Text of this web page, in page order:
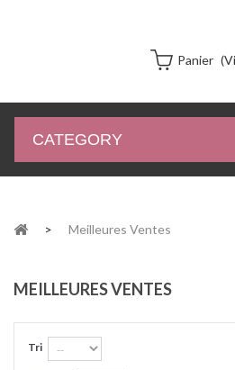
Panier
CATEGORY
> Meilleures Ventes
MEILLEURES VENTES
Tri